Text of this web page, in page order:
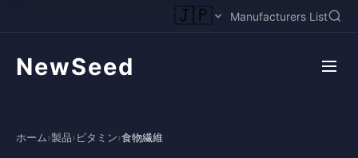
🇯🇵 Manufacturers List
NewSeed
ホーム›製品›ビタミン›食物繊維